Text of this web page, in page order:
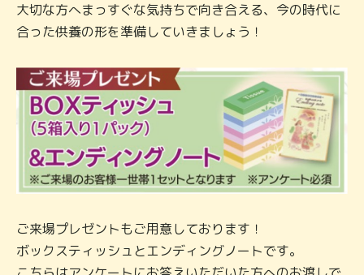
大切な方へまっすぐな気持ちで向き合える、今の時代に
合った供養の形を準備していきましょう！
ご来場プレゼントもご用意しております！
ボックスティッシュとエンディングノートです。